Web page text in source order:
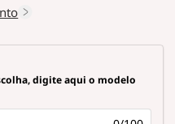
digite aqui o modelo